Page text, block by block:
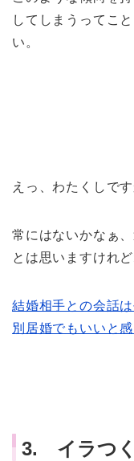
してしまうってこ
い。
えっ、わたくしです
常にはないかなぁ
とは思いますけれど
結婚相手との会話
別居婚でもいいと
3. イラつ